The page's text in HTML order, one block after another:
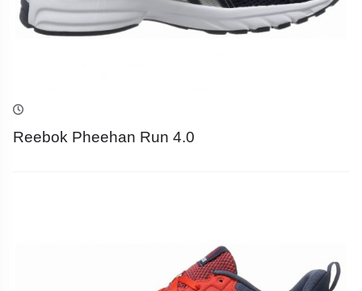
Reebok Pheehan Run 4.0